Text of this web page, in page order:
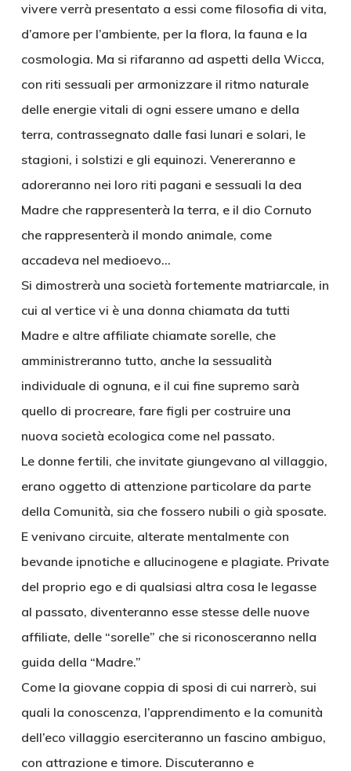
vivere verrà presentato a essi come filosofia di vita,
d’amore per l’ambiente, per la flora, la fauna e la
cosmologia. Ma si rifaranno ad aspetti della Wicca,
con riti sessuali per armonizzare il ritmo naturale
delle energie vitali di ogni essere umano e della
terra, contrassegnato dalle fasi lunari e solari, le
stagioni, i solstizi e gli equinozi. Venereranno e
adoreranno nei loro riti pagani e sessuali la dea
Madre che rappresenterà la terra, e il dio Cornuto
che rappresenterà il mondo animale, come
accadeva nel medioevo…
Si dimostrerà una società fortemente matriarcale, in
cui al vertice vi è una donna chiamata da tutti
Madre e altre affiliate chiamate sorelle, che
amministreranno tutto, anche la sessualità
individuale di ognuna, e il cui fine supremo sarà
quello di procreare, fare figli per costruire una
nuova società ecologica come nel passato.
Le donne fertili, che invitate giungevano al villaggio,
erano oggetto di attenzione particolare da parte
della Comunità, sia che fossero nubili o già sposate.
E venivano circuite, alterate mentalmente con
bevande ipnotiche e allucinogene e plagiate. Private
del proprio ego e di qualsiasi altra cosa le legasse
al passato, diventeranno esse stesse delle nuove
affiliate, delle “sorelle” che si riconosceranno nella
guida della “Madre.”
Come la giovane coppia di sposi di cui narrerò, sui
quali la conoscenza, l’apprendimento e la comunità
dell’eco villaggio eserciteranno un fascino ambiguo,
con attrazione e timore. Discuteranno e